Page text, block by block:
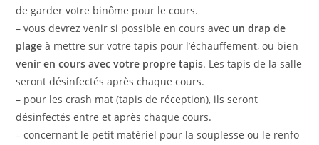
de garder votre binôme pour le cours.
– vous devrez venir si possible en cours avec un drap de
plage à mettre sur votre tapis pour l’échauffement, ou bien
venir en cours avec votre propre tapis. Les tapis de la salle
seront désinfectés après chaque cours.
– pour les crash mat (tapis de réception), ils seront
désinfectés entre et après chaque cours.
– concernant le petit matériel pour la souplesse ou le renfo